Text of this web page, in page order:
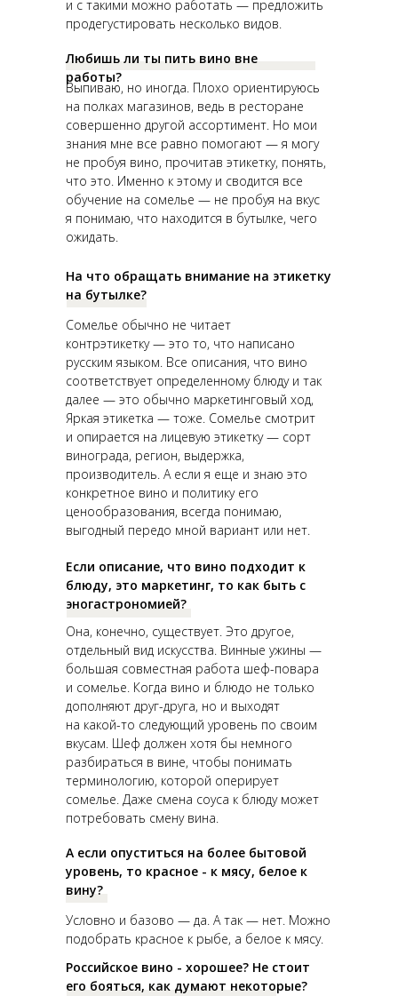
Выпиваю, но иногда. Плохо ориентируюсь
на полках магазинов, ведь в ресторане
совершенно другой ассортимент. Но мои
знания мне все равно помогают — я могу
не пробуя вино, прочитав этикетку, понять,
что это. Именно к этому и сводится все
обучение на сомелье — не пробуя на вкус
я понимаю, что находится в бутылке, чего
ожидать.
Любишь ли ты пить вино вне
работы?
Сомелье обычно не читает
контрэтикетку — это то, что написано
русским языком. Все описания, что вино
соответствует определенному блюду и так
далее — это обычно маркетинговый ход,
Яркая этикетка — тоже. Сомелье смотрит
и опирается на лицевую этикетку — сорт
винограда, регион, выдержка,
производитель. А если я еще и знаю это
конкретное вино и политику его
ценообразования, всегда понимаю,
выгодный передо мной вариант или нет.
Она, конечно, существует. Это другое,
отдельный вид искусства. Винные ужины —
большая совместная работа шеф-повара
и сомелье. Когда вино и блюдо не только
дополняют друг-друга, но и выходят
на какой-то следующий уровень по своим
вкусам. Шеф должен хотя бы немного
разбираться в вине, чтобы понимать
терминологию, которой оперирует
сомелье. Даже смена соуса к блюду может
потребовать смену вина.
Условно и базово — да. А так — нет. Можно
подобрать красное к рыбе, а белое к мясу.
Российское вино - хорошее? Не стоит
его бояться, как думают некоторые?
На что обращать внимание на этикетку
на бутылке?
и с такими можно работать — предложить
продегустировать несколько видов.
Если описание, что вино подходит к
блюду, это маркетинг, то как быть с
эногастрономией?
А если опуститься на более бытовой
уровень, то красное - к мясу, белое к
вину?